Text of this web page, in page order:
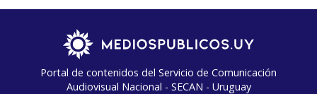
Portal de contenidos del Servicio de Comunicación
Audiovisual Nacional - SECAN - Uruguay